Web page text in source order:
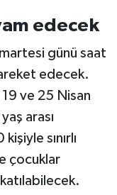
edecek
günü saat
edecek.
19 ve 25 Nisan
arası
sınırlı
çocuklar